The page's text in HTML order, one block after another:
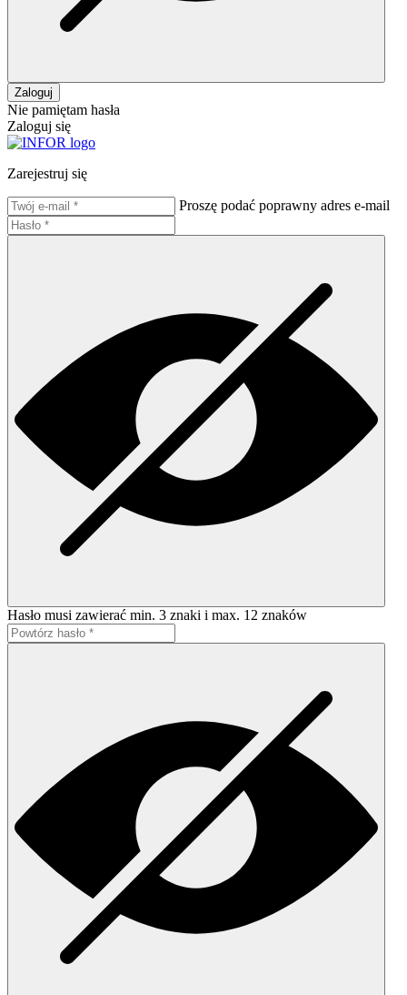
Zaloguj
Nie pamiętam hasła
Zaloguj się
Zarejestruj się
Proszę podać poprawny adres e-mail
Hasło musi zawierać min. 3 znaki i max. 12 znaków